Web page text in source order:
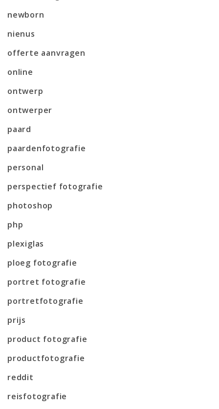
newborn
nienus
offerte aanvragen
online
ontwerp
ontwerper
paard
paardenfotografie
personal
perspectief fotografie
photoshop
php
plexiglas
ploeg fotografie
portret fotografie
portretfotografie
prijs
product fotografie
productfotografie
reddit
reisfotografie